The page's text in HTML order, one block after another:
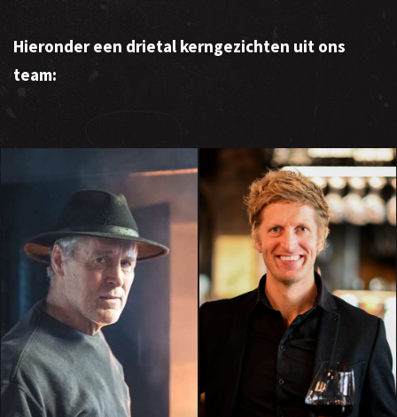
Hieronder een drietal kerngezichten uit ons
team: